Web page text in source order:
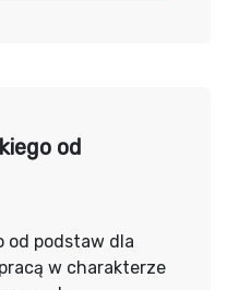
od
od podstaw dla
w charakterze